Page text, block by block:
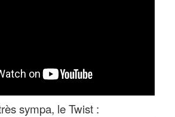
sympa, le Twist :